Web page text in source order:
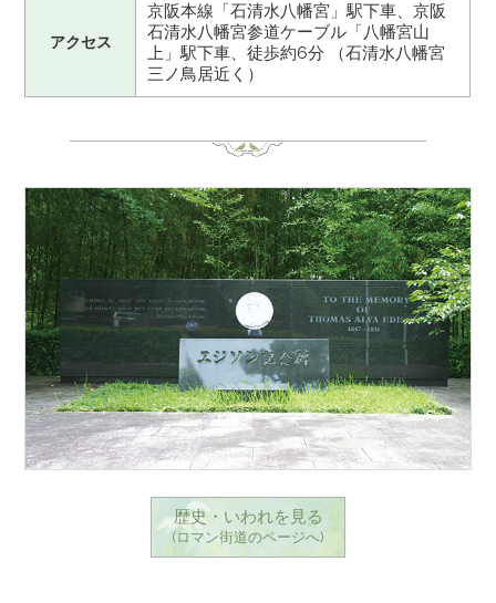
アクセス
京阪本線「石清水八幡宮」駅下車、京阪
石清水八幡宮参道ケーブル「八幡宮山
上」駅下車、徒歩約6分 （石清水八幡宮
三ノ鳥居近く）
歴史・いわれを見る
(ロマン街道のページへ)